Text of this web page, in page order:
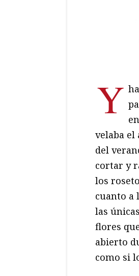
Y
velaba el
del
cortar y
los
cuanto a
las
flores
abierto
como si